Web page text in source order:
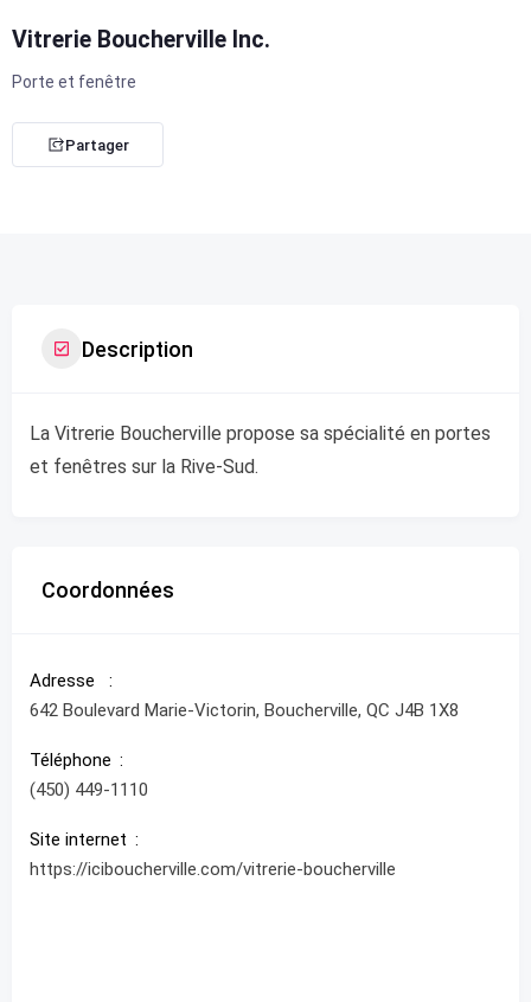
Vitrerie Boucherville Inc.
Porte et fenêtre
Partager
Description
La Vitrerie Boucherville propose sa spécialité en portes
et fenêtres sur la Rive-Sud.
Coordonnées
Adresse
642 Boulevard Marie-Victorin, Boucherville, QC J4B 1X8
Téléphone
(450) 449-1110
Site internet
https://iciboucherville.com/vitrerie-boucherville